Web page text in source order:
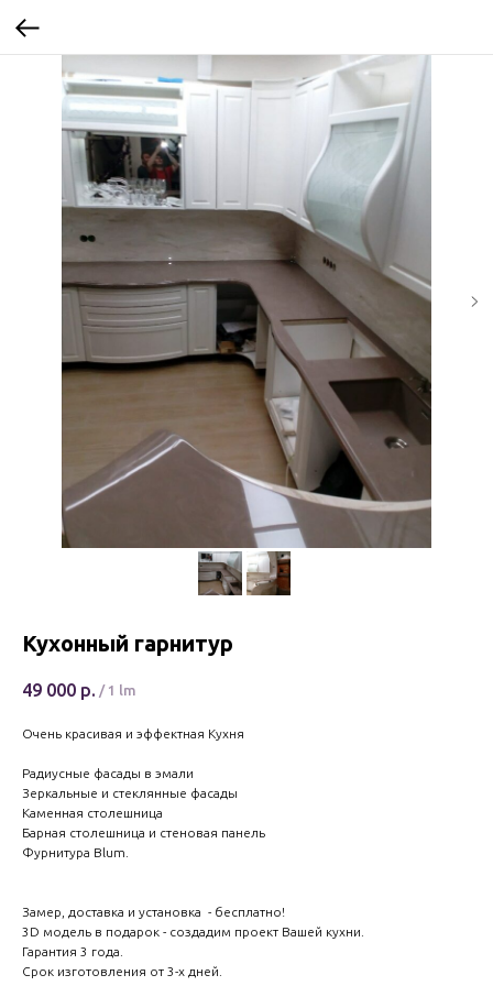
Кухонный гарнитур
49 000 р. / 1 lm
Очень красивая и эффектная Кухня
Радиусные фасады в эмали
Зеркальные и стеклянные фасады
Каменная столешница
Барная столешница и стеновая панель
Фурнитура Blum.
Замер, доставка и установка - бесплатно!
3D модель в подарок - создадим проект Вашей кухни.
Гарантия 3 года.
Срок изготовления от 3-х дней.